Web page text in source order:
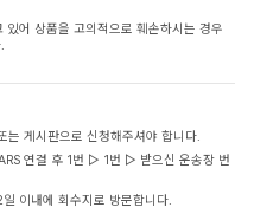
어 상품을 고의적으로 훼손하시는 경우
는 게시판으로 신청해주셔야 합니다.
연결 후 1번 ▷ 1번 ▷ 받으신 운송장 번
이내에 회수지로 방문합니다.